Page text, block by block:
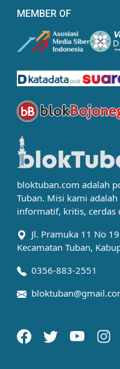
MEMBER OF
bloktuban.com adalah
Tuban. Misi kami
informatif, kritis, cerdas
Jl. Pramuka 11 No
Kecamatan Tuban,
0356-883-2551